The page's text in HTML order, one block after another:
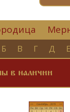
Б В Г Д Е
в наличии